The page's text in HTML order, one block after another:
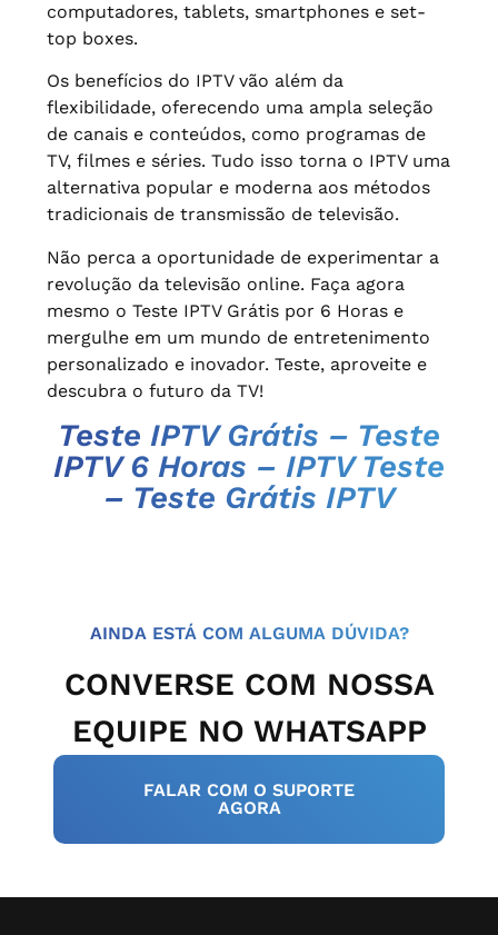
computadores, tablets, smartphones e set-
top boxes.
Os benefícios do IPTV vão além da
flexibilidade, oferecendo uma ampla seleção
de canais e conteúdos, como programas de
TV, filmes e séries. Tudo isso torna o IPTV uma
alternativa popular e moderna aos métodos
tradicionais de transmissão de televisão.
Não perca a oportunidade de experimentar a
revolução da televisão online. Faça agora
mesmo o Teste IPTV Grátis por 6 Horas e
mergulhe em um mundo de entretenimento
personalizado e inovador. Teste, aproveite e
descubra o futuro da TV!
Teste IPTV Grátis – Teste
IPTV 6 Horas – IPTV Teste
– Teste Grátis IPTV
AINDA ESTÁ COM ALGUMA DÚVIDA?
CONVERSE COM NOSSA
EQUIPE NO WHATSAPP
FALAR COM O SUPORTE
AGORA